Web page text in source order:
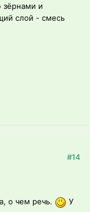
зёрнами и
слой - смесь
#14
о чем речь.
У